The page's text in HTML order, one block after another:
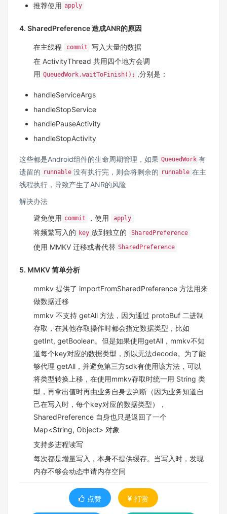
推荐使用 apply
4. SharedPreference 造成ANR的原因
在主线程 commit
写入大量的数据
在 ActivityThread 共用四个地方会调
用 QueuedWork.waitToFinish(); ,分别是：
handleServiceArgs
handleStopService
handlePauseActivity
handleStopActivity
这些都是Android组件的生命周期管理，如果 QueuedWork 有
遗留的 runnable 没有执行完，则会将剩余的 runnable 在主
线程执行，导致产生了ANR的风险
解决办法
避免使用 commit ，使用 apply
将频繁写入的 key 放到独立的 SharedPreference
使用 MMKV 迁移或者代替 SharedPreference
5. MMKV 简单分析
mmkv 提供了 importFromSharedPreference 方法用来
做数据迁移
mmkv 不支持 getAll 方法，因为通过 protoBuf 二进制
存取，在其他存取操作时都会指定数据类型，比如
getInt, getBoolean。但是如果使用getAll，mmkv不知
道每个key对应的数据类型，所以无法decode。为了能
够代理 getAll，并避免第三方sdk有使用该方法，可以
将类型转换上移，在使用mmkv存取时统一用 String 类
型，再拿出值时再由业务自身去判断（因为业务知道自
己在写入时，每个key对应的数据类型），
SharedPreference 自身也只是返回了一个
Map<String, Object> 对象
支持多进程读写
每次都是增量写入，本身不提供缓存。当写入时，发现
内存不够会动态申请内存空间
点赞 打赏